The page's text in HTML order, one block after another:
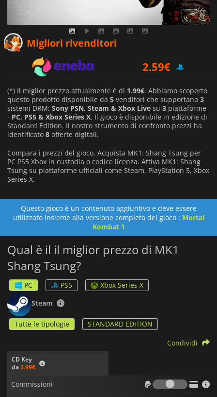
Migliori rivenditori
2.59€
4.77€
(*) Il miglior prezzo attualmente è di 1.99€. Abbiamo scoperto
questo prodotto disponibile da 5 venditori che supportano 3
sistemi DRM: Sony PSN, Steam & Xbox Live su 3 piattaforme
- PC, PS5 & Xbox Series X. Il gioco è disponibile in edizione di
Standard Edition. Il nostro strumento di confronto prezzi ha
identificato 8 offerte digitali.
Compara i prezzi del gioco. Acquista MK1: Shang Tsung per
PC PS5 Xbox in custodia o codice licenza. Attiva MK1: Shang
Tsung su piattaforme ufficiali come Steam, PlayStation 5, Xbox
Series X.
Questo gioco è un contenuto aggiuntivo e deve essere
utilizzato insieme alla versione completa del gioco : Mortal
Kombat 1
Qual è il il miglior prezzo di MK1
Shang Tsung?
PC PS5
Xbox Series X
Steam
Tutte le tipologie STANDARD EDITION
CD Key
da3.99€
Condividi
Commissioni